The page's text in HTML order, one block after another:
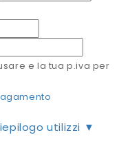
e la tua p.iva per
utilizzi ▼